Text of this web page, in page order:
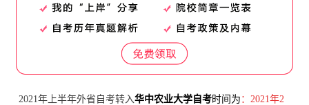
2021年上半年外省自考转入华中农业大学自考时间为 ： 2021年2